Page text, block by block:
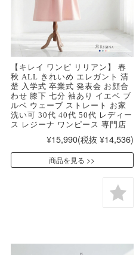
【キレイ ワンピ リリアン】 春
秋 ALL きれいめ エレガント 清
楚 入学式 卒業式 発表会 お顔合
わせ 膝下 七分 袖あり イエベ ブ
ルベ ウェーブ ストレート お家
洗い可 30代 40代 50代 レディー
ス レジーナ ワンピース 専門店
¥15,990(税抜 ¥14,536)
商品を見る